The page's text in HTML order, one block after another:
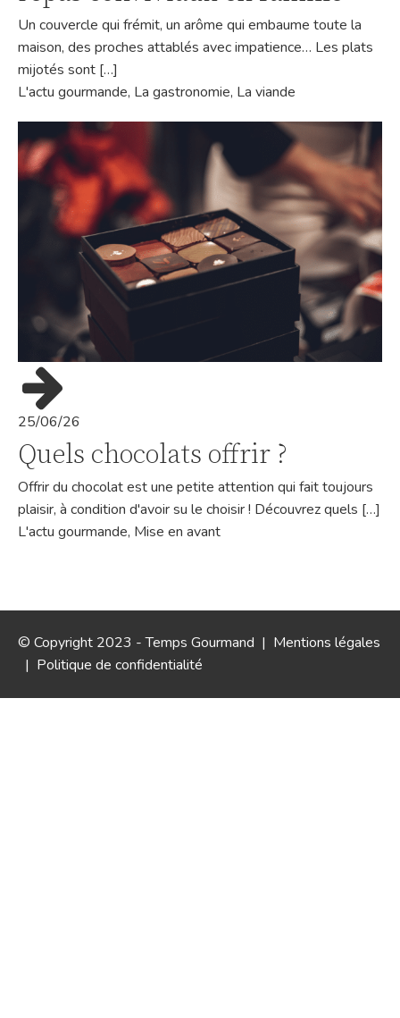
Un couvercle qui frémit, un arôme qui embaume toute la
maison, des proches attablés avec impatience… Les plats
mijotés sont […]
L'actu gourmande, La gastronomie, La viande
25/06/26
Quels chocolats offrir ?
Offrir du chocolat est une petite attention qui fait toujours
plaisir, à condition d'avoir su le choisir ! Découvrez quels […]
L'actu gourmande, Mise en avant
© Copyright 2023 - Temps Gourmand | Mentions légales
| Politique de confidentialité